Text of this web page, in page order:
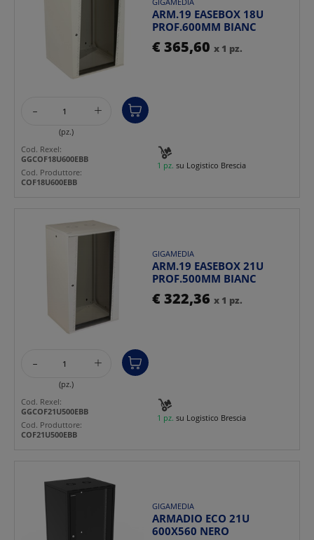
ARM.19 EASEBOX 18U
PROF.600MM BIANC
€ 365,60 x 1 pz.
- +
(pz.)
1 pz. su Logistico Brescia
Cod. Rexel:
GGCOF18U600EBB
Cod. Produttore:
COF18U600EBB
GIGAMEDIA
ARM.19 EASEBOX 21U
PROF.500MM BIANC
€ 322,36 x 1 pz.
- +
(pz.)
1 pz. su Logistico Brescia
Cod. Rexel:
GGCOF21U500EBB
Cod. Produttore:
COF21U500EBB
GIGAMEDIA
ARMADIO ECO 21U
600X560 NERO